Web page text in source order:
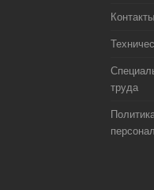
Контакты
труда